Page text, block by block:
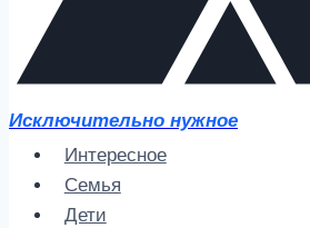
Исключительно нужное
Интересное
Семья
Дети